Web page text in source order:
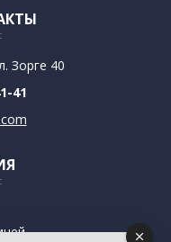
Зорге 40
41